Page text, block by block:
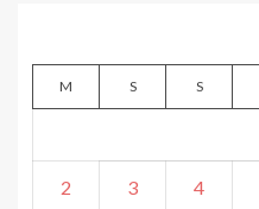
M S S
2 3 4